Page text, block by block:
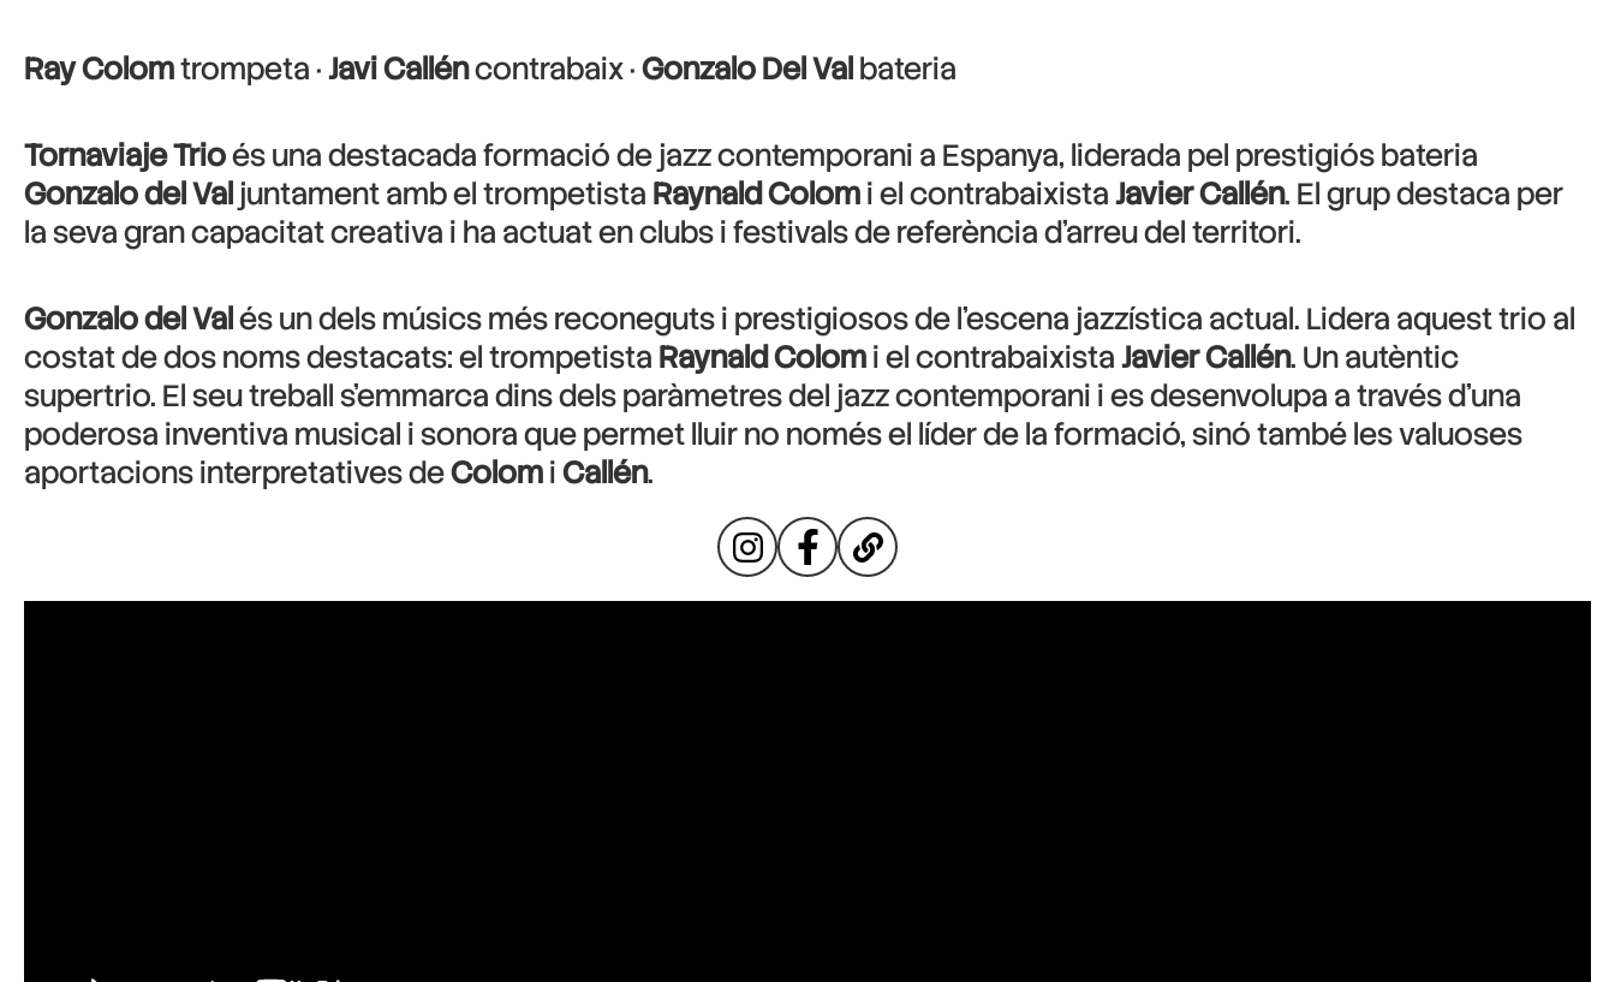
Ray Colomtrompeta ·Javi Calléncontrabaix ·Gonzalo Del Valbateria
Tornaviaje Trioés una destacada formació de jazz contemporani a Espanya, liderada pel prestigiós bateria
Gonzalo del Val juntament amb el trompetista Raynald Colomi el contrabaixistaJavier Callén. El grup destaca per
la seva gran capacitat creativa i ha actuat en clubs i festivals de referència d’arreu del territori.
Gonzalo del Valés un dels músics més reconeguts i prestigiosos de l’escena jazzística actual. Lidera aquest trio al
costat de dos noms destacats: el trompetista Raynald Colomi el contrabaixistaJavier Callén. Un autèntic
supertrio. El seu treball s’emmarca dins dels paràmetres del jazz contemporani i es desenvolupa a través d’una
poderosa inventiva musical i sonora que permet lluir no només el líder de la formació, sinó també les valuoses
aportacions interpretatives deColomiCallén.